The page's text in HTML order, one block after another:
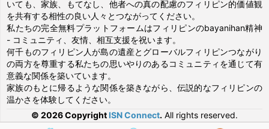
いても、家族、もてなし、他者への真の配慮のフィリピン的価値観
を共有する相性の良い人々とつながってください。
私たちの完全無料プラットフォームはフィリピンのbayanihan精神
- コミュニティ、友情、相互支援を祝います。
何千ものフィリピン人が島の遺産とグローバルフィリピンつながり
の両方を尊重する私たちの思いやりのあるコミュニティを通じて有
意義な関係を築いています。
家族のもとに帰るような関係を築きながら、伝説的なフィリピンの
温かさを体験してください。
© 2026 Copyright ISN Connect. All rights reserved.